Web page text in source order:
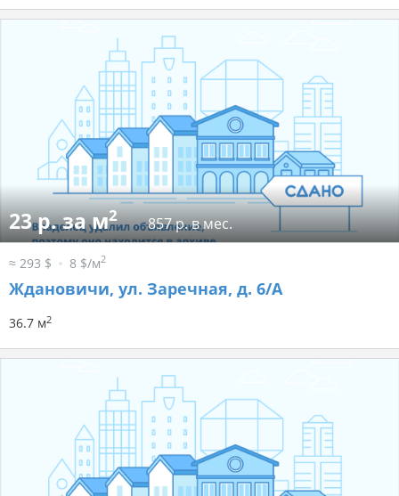
23 р. за м2 857 р. в мес.
≈ 293 $ 8 $/м2
Ждановичи, ул. Заречная, д. 6/А
36.7 м2